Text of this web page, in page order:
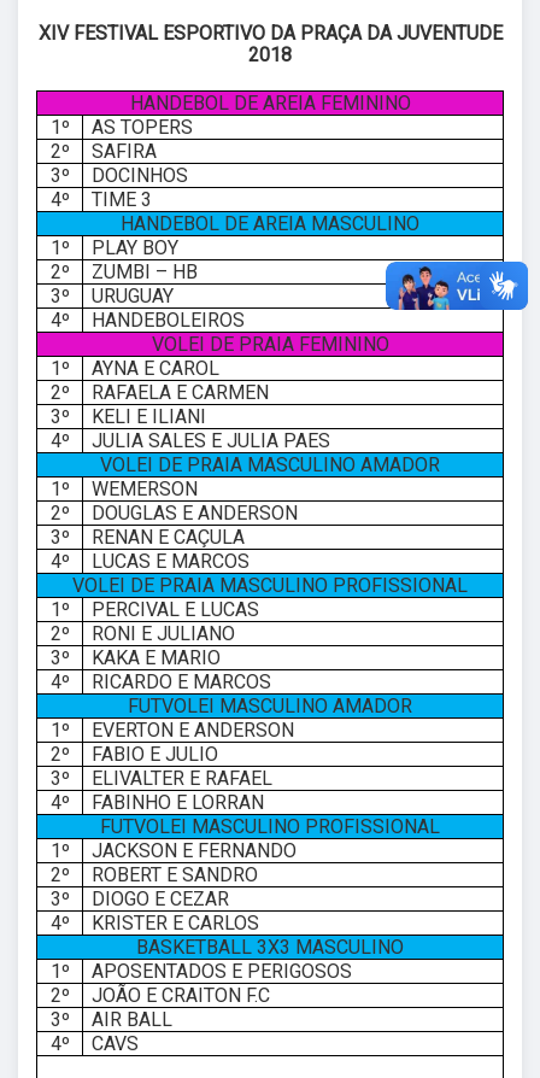
XIV FESTIVAL ESPORTIVO DA PRAÇA DA JUVENTUDE
2018
HANDEBOL DE AREIA FEMININO
1º
AS TOPERS
2º
SAFIRA
3º
DOCINHOS
4º
TIME 3
HANDEBOL DE AREIA MASCULINO
1º
PLAY BOY
2º
ZUMBI – HB
3º
URUGUAY
4º
HANDEBOLEIROS
VOLEI DE PRAIA FEMININO
1º
AYNA E CAROL
2º
RAFAELA E CARMEN
3º
KELI E ILIANI
4º
JULIA SALES E JULIA PAES
VOLEI DE PRAIA MASCULINO AMADOR
1º
WEMERSON
2º
DOUGLAS E ANDERSON
3º
RENAN E CAÇULA
4º
LUCAS E MARCOS
VOLEI DE PRAIA MASCULINO PROFISSIONAL
1º
PERCIVAL E LUCAS
2º
RONI E JULIANO
3º
KAKA E MARIO
4º
RICARDO E MARCOS
FUTVOLEI MASCULINO AMADOR
1º
EVERTON E ANDERSON
2º
FABIO E JULIO
3º
ELIVALTER E RAFAEL
4º
FABINHO E LORRAN
FUTVOLEI MASCULINO PROFISSIONAL
1º
JACKSON E FERNANDO
2º
ROBERT E SANDRO
3º
DIOGO E CEZAR
4º
KRISTER E CARLOS
BASKETBALL 3X3 MASCULINO
1º
APOSENTADOS E PERIGOSOS
2º
JOÃO E CRAITON F.C
3º
AIR BALL
4º
CAVS